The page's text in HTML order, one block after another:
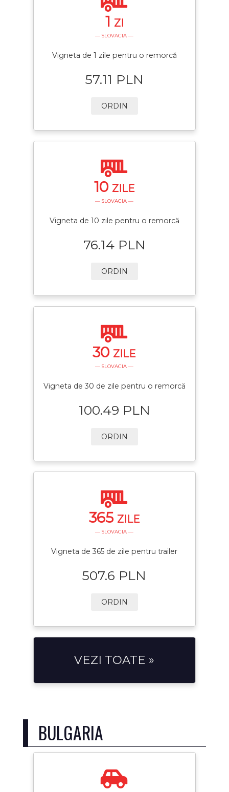
1 ZI
— SLOVACIA —
Vigneta de 1 zile pentru o remorcă
57.11 PLN
ORDIN
10 ZILE
— SLOVACIA —
Vigneta de 10 zile pentru o remorcă
76.14 PLN
ORDIN
30 ZILE
— SLOVACIA —
Vigneta de 30 de zile pentru o remorcă
100.49 PLN
ORDIN
365 ZILE
— SLOVACIA —
Vigneta de 365 de zile pentru trailer
507.6 PLN
ORDIN
VEZI TOATE »
BULGARIA